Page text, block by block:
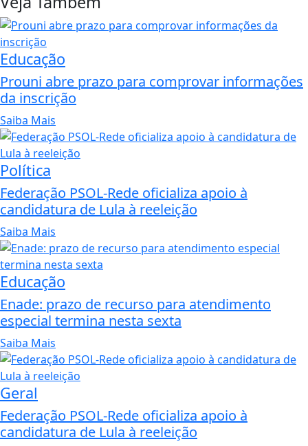
Educação
Prouni abre prazo para comprovar informações
da inscrição
Saiba Mais
Política
Federação PSOL-Rede oficializa apoio à
candidatura de Lula à reeleição
Saiba Mais
Educação
Enade: prazo de recurso para atendimento
especial termina nesta sexta
Saiba Mais
Geral
Federação PSOL-Rede oficializa apoio à
candidatura de Lula à reeleição